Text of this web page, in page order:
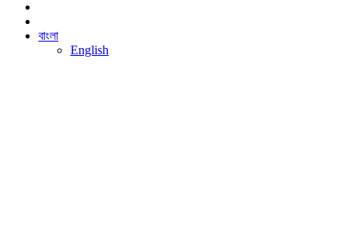
বাংলা
English